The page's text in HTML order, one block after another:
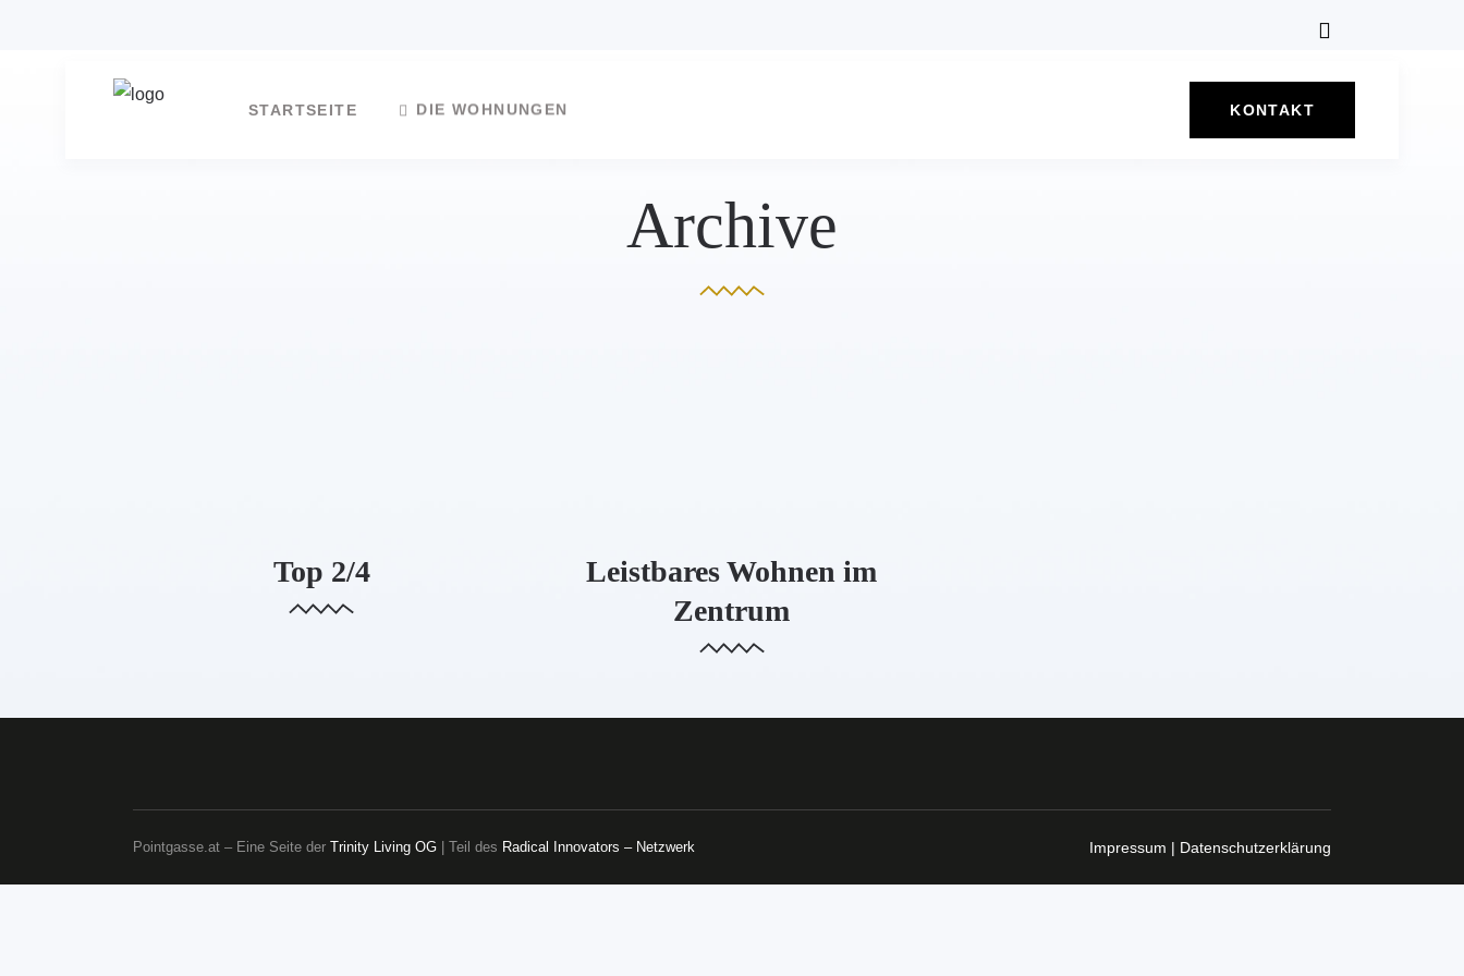
STARTSEITE DIE WOHNUNGEN KONTAKT
Archive
Top 2/4
Leistbares Wohnen im
Zentrum
Pointgasse.at – Eine Seite der Trinity Living OG | Teil des Radical Innovators – Netzwerk Impressum | Datenschutzerklärung